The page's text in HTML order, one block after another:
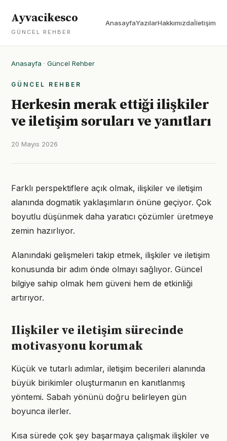
Ayvacikesco
GÜNCEL REHBER
AnasayfaYazılarHakkımızdaİletişim
Anasayfa · Güncel Rehber
GÜNCEL REHBER
Herkesin merak ettiği ilişkiler
ve iletişim soruları ve yanıtları
20 Mayıs 2026
Farklı perspektiflere açık olmak, ilişkiler ve iletişim
alanında dogmatik yaklaşımların önüne geçiyor. Çok
boyutlu düşünmek daha yaratıcı çözümler üretmeye
zemin hazırlıyor.
Alanındaki gelişmeleri takip etmek, ilişkiler ve iletişim
konusunda bir adım önde olmayı sağlıyor. Güncel
bilgiye sahip olmak hem güveni hem de etkinliği
artırıyor.
Ilişkiler ve iletişim sürecinde
motivasyonu korumak
Küçük ve tutarlı adımlar, iletişim becerileri alanında
büyük birikimler oluşturmanın en kanıtlanmış
yöntemi. Sabah yönünü doğru belirleyen gün
boyunca ilerler.
Kısa sürede çok şey başarmaya çalışmak ilişkiler ve